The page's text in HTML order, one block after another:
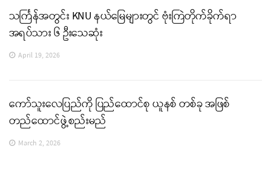
သင်္ကြန်အတွင်း KNU နယ်မြေများတွင် ဗုံးကြဲတိုက်ခိုက်ရာ
အရပ်သား ၆ ဦးသေဆုံး
April 19, 2026
ကော်သူးလေပြည်ကို ပြည်ထောင်စု ယူနစ် တစ်ခု အဖြစ်
တည်ထောင်ဖွဲ့စည်းမည်
March 2, 2026